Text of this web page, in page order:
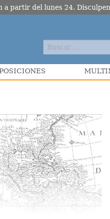
partir del lunes 24.